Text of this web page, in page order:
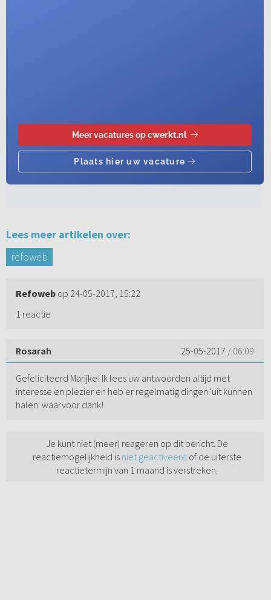
Lees meer artikelen over:
refoweb
Refowebop 24-05-2017, 15:22
1 reactie
Rosarah 25-05-2017 / 06:09
Gefeliciteerd Marijke! Ik lees uw antwoorden altijd met
interesse en plezier en heb er regelmatig dingen 'uit kunnen
halen' waarvoor dank!
Je kunt niet (meer) reageren op dit bericht. De
reactiemogelijkheid is niet geactiveerd of de uiterste
reactietermijn van 1 maand is verstreken.